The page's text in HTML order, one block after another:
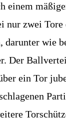
einem
nur zwei
darunter wie
Der
ein Tor